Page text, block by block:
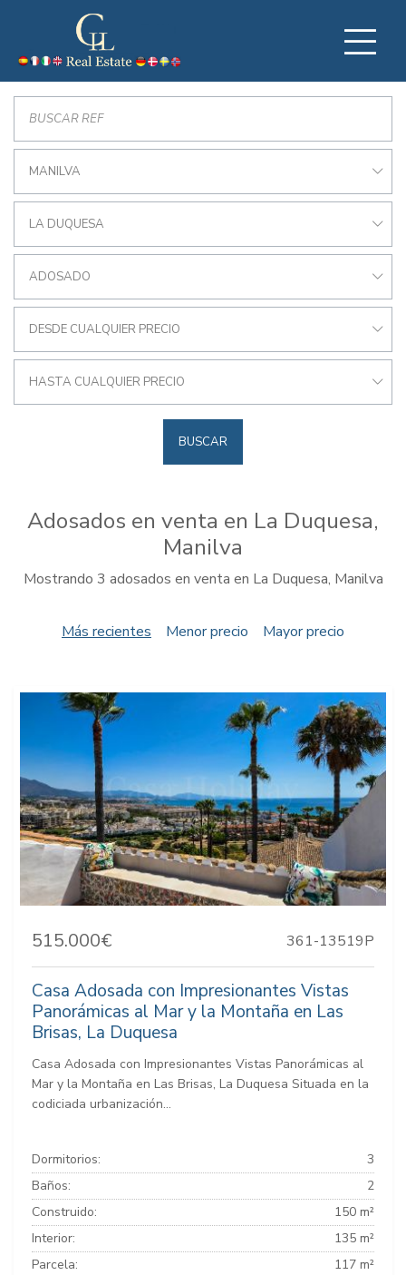
MANILVA
LA DUQUESA
ADOSADO
DESDE CUALQUIER PRECIO
HASTA CUALQUIER PRECIO
BUSCAR
Adosados en venta en La Duquesa,
Manilva
Mostrando 3 adosados en venta en La Duquesa, Manilva
Más recientes Menor precio Mayor precio
515.000€ 361-13519P
Casa Adosada con Impresionantes Vistas
Panorámicas al Mar y la Montaña en Las
Brisas, La Duquesa
Casa Adosada con Impresionantes Vistas Panorámicas al
Mar y la Montaña en Las Brisas, La Duquesa Situada en la
codiciada urbanización...
Dormitorios:
3
Baños:
2
Construido:
150 m²
Interior:
135 m²
Parcela:
117 m²